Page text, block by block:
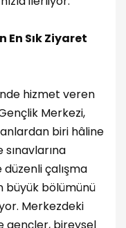
Sık Ziyaret
hizmet veren
Merkezi,
biri hâline
çalışma
büyük bölümünü
Merkezdeki
gençler, bireysel